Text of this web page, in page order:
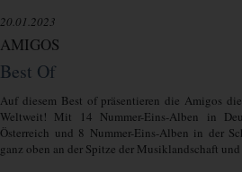
20.01.2023
AMIGOS
Best Of
Auf diesem Best of präsentieren die Amigos
Weltweit! Mit 14 Nummer-Eins-Alben in
Österreich und 8 Nummer-Eins-Alben in der
ganz oben an der Spitze der Musiklandschaft